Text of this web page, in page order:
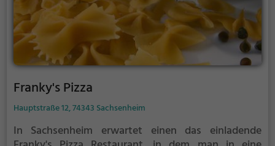
Franky's Pizza
Hauptstraße 12, 74343 Sachsenheim
In Sachsenheim erwartet einen das einladende